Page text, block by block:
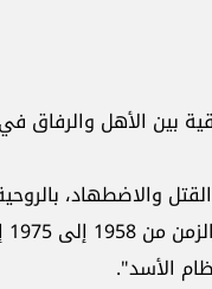
الأهل والرفاق في
والنفي والقتل والاضطهاد،
الأسد".